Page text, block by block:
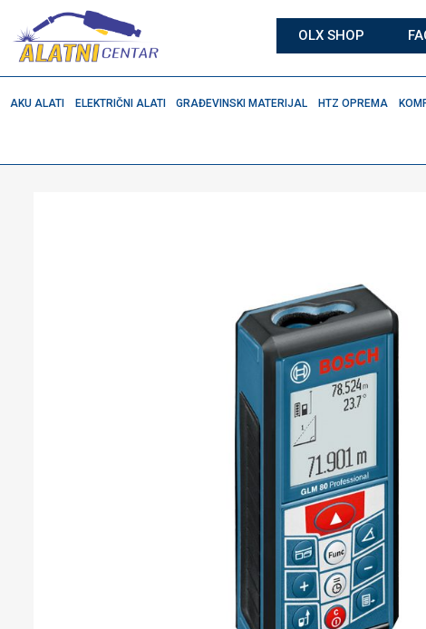
OLX SHOP
AKU ALATI ELEKTRIČNI ALATI GRAĐEVINSKI MATERIJAL HTZ OPREMA